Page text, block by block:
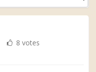
8 votes